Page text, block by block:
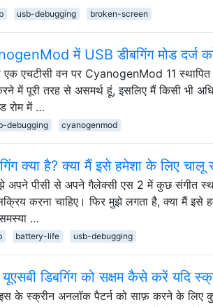
usb-debugging broken-screen
में USB डीबगिंग मोड दर्ज
एक एचटीसी वन पर CyanogenMod 11
में पूरी तरह से असमर्थ हूं, इसलिए मैं किसी भी
रोम में …
debugging cyanogenmod
क्या है? क्या मैं इसे हमेशा के लिए
अपने पीसी से अपने गैलेक्सी एस 2 में कुछ संगीत
करना चाहिए। फिर मुझे लगता है, क्या मैं
…
battery-life usb-debugging
यूएसबी डिबगिंग को सक्षम कैसे करें यदि
के स्क्रीन अनलॉक पैटर्न को साफ़ करने के लिए